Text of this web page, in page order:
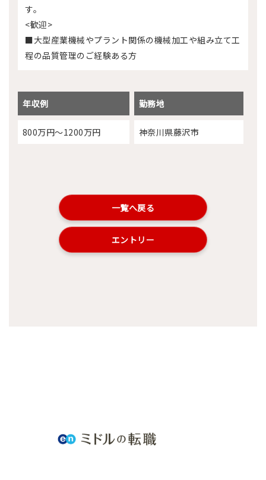
す。
<歓迎>
■大型産業機械やプラント関係の機械加工や組み立て工
程の品質管理のご経験ある方
年収例 勤務地
800万円～1200万円 神奈川県藤沢市
一覧へ戻る
エントリー